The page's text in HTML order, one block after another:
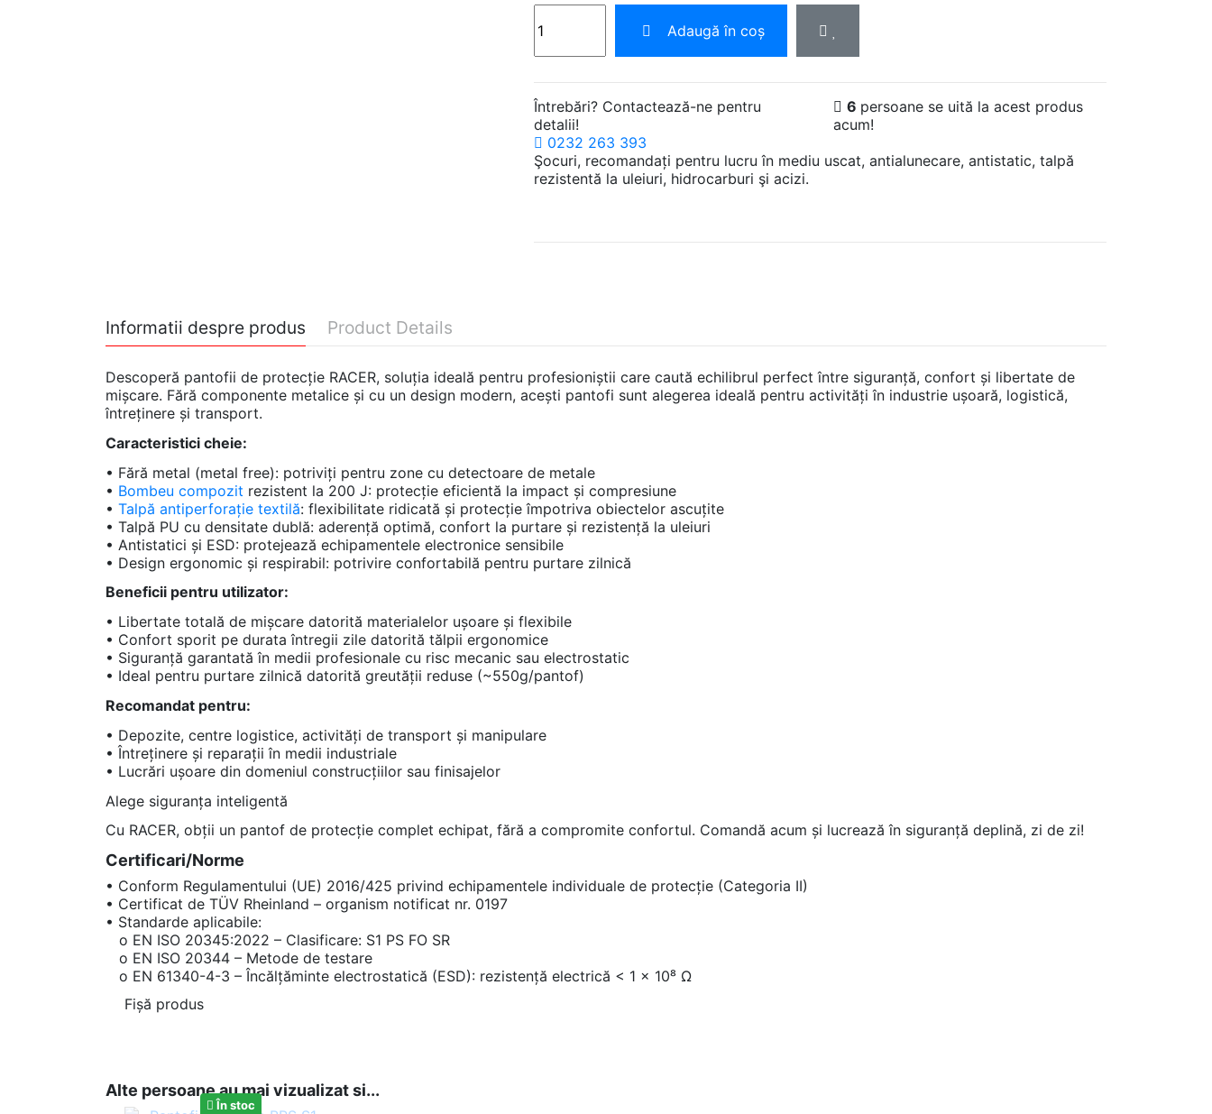
Adaugă în coș
Întrebări? Contactează-ne pentru
detalii!
0232 263 393
6 persoane se uită la acest produs
acum!
Şocuri, recomandați pentru lucru în mediu uscat, antialunecare, antistatic, talpă
rezistentă la uleiuri, hidrocarburi şi acizi.
Informatii despre produs Product Details
Descoperă pantofii de protecție RACER, soluția ideală pentru profesioniștii care caută echilibrul perfect între siguranță, confort și libertate de
mișcare. Fără componente metalice și cu un design modern, acești pantofi sunt alegerea ideală pentru activități în industrie ușoară, logistică,
întreținere și transport.
Caracteristici cheie:
• Fără metal (metal free): potriviți pentru zone cu detectoare de metale
• Bombeu compozit rezistent la 200 J: protecție eficientă la impact și compresiune
• Talpă antiperforație textilă: flexibilitate ridicată și protecție împotriva obiectelor ascuțite
• Talpă PU cu densitate dublă: aderență optimă, confort la purtare și rezistență la uleiuri
• Antistatici și ESD: protejează echipamentele electronice sensibile
• Design ergonomic și respirabil: potrivire confortabilă pentru purtare zilnică
Beneficii pentru utilizator:
• Libertate totală de mișcare datorită materialelor ușoare și flexibile
• Confort sporit pe durata întregii zile datorită tălpii ergonomice
• Siguranță garantată în medii profesionale cu risc mecanic sau electrostatic
• Ideal pentru purtare zilnică datorită greutății reduse (~550g/pantof)
Recomandat pentru:
• Depozite, centre logistice, activități de transport și manipulare
• Întreținere și reparații în medii industriale
• Lucrări ușoare din domeniul construcțiilor sau finisajelor
Alege siguranța inteligentă
Cu RACER, obții un pantof de protecție complet echipat, fără a compromite confortul. Comandă acum și lucrează în siguranță deplină, zi de zi!
Certificari/Norme
• Conform Regulamentului (UE) 2016/425 privind echipamentele individuale de protecție (Categoria II)
• Certificat de TÜV Rheinland – organism notificat nr. 0197
• Standarde aplicabile:
o EN ISO 20345:2022 – Clasificare: S1 PS FO SR
o EN ISO 20344 – Metode de testare
o EN 61340-4-3 – Încălțăminte electrostatică (ESD): rezistență electrică < 1 x 10⁸ Ω
Fișă produs
Alte persoane au mai vizualizat si...
În stoc